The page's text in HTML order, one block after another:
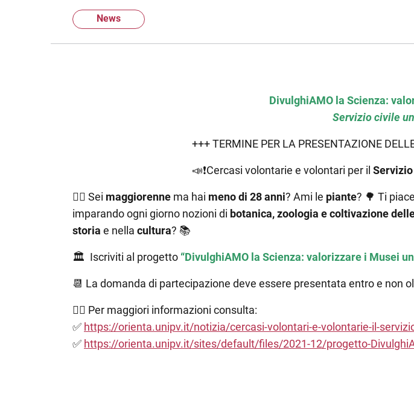
News
DivulghiAMO la Scienza:
Servizio civile
+++ TERMINE PER LA PRESENTAZIONE
📣❗️Cercasi volontarie e volontari per il
👉🏼 Sei maggiorenne ma hai meno di 28 anni? Ami le piante? 🌳 Ti
imparando ogni giorno nozioni di botanica, zoologia e coltivazione
storia e nella cultura? 📚
🏛 Iscriviti al progetto “DivulghiAMO la Scienza: valorizzare i Musei
📆 La domanda di partecipazione deve essere presentata entro e non
👉🏼 Per maggiori informazioni consulta:
✅ https://orienta.unipv.it/notizia/cercasi-volontari-e-volontarie-il-
✅ https://orienta.unipv.it/sites/default/files/2021-12/progetto-